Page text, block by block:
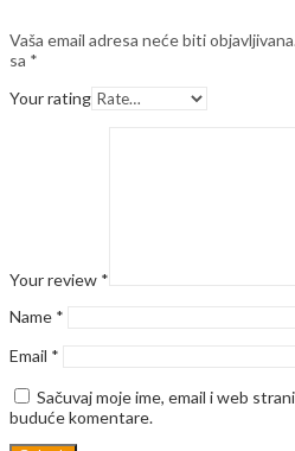
Vaša email adresa neće biti
sa *
Your rating
Your review *
Name *
Email *
Sačuvaj moje ime, email i web
buduće komentare.